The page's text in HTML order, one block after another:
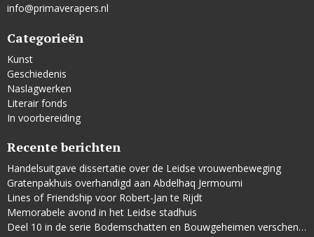
info@primaverapers.nl
Categorieën
Kunst
Geschiedenis
Naslagwerken
Literair fonds
In voorbereiding
Recente berichten
Handelsuitgave dissertatie over de Leidse vrouwenbeweging
Gratenpakhuis overhandigd aan Abdelhaq Jermoumi
Lines of Friendship voor Robert-Jan te Rijdt
Memorabele avond in het Leidse stadhuis
Deel 10 in de serie Bodemschatten en Bouwgeheimen verschenen